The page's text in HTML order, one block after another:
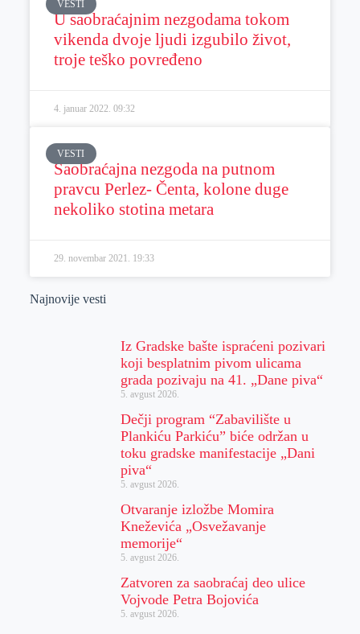
VESTI
U saobraćajnim nezgodama tokom
vikenda dvoje ljudi izgubilo život,
troje teško povređeno
4. januar 2022. 09:32
VESTI
Saobraćajna nezgoda na putnom
pravcu Perlez- Čenta, kolone duge
nekoliko stotina metara
29. novembar 2021. 19:33
Najnovije vesti
Iz Gradske bašte ispraćeni pozivari
koji besplatnim pivom ulicama
grada pozivaju na 41. „Dane piva“
5. avgust 2026.
Dečji program “Zabavilište u
Plankiću Parkiću” biće održan u
toku gradske manifestacije „Dani
piva“
5. avgust 2026.
Otvaranje izložbe Momira
Kneževića „Osvežavanje
memorije“
5. avgust 2026.
Zatvoren za saobraćaj deo ulice
Vojvode Petra Bojovića
5. avgust 2026.